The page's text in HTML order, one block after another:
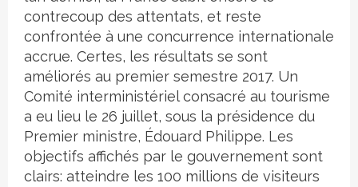
contrecoup des attentats, et reste
confrontée à une concurrence internationale
accrue. Certes, les résultats se sont
améliorés au premier semestre 2017. Un
Comité interministériel consacré au tourisme
a eu lieu le 26 juillet, sous la présidence du
Premier ministre, Édouard Philippe. Les
objectifs affichés par le gouvernement sont
clairs: atteindre les 100 millions de visiteurs